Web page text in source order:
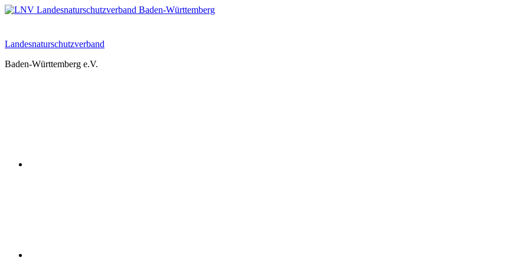
Zum
Landesnaturschutzverband
Baden-Württemberg e.V.